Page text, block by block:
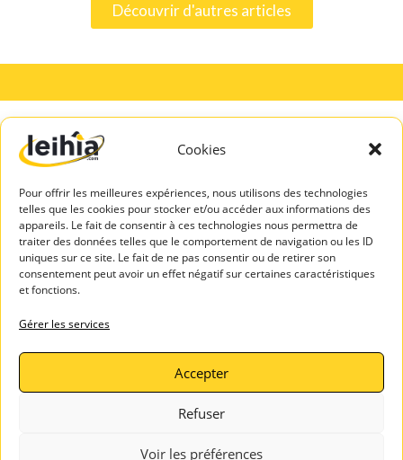
Cookies
Pour offrir les meilleures expériences, nous utilisons des technologies
telles que les cookies pour stocker et/ou accéder aux informations des
appareils. Le fait de consentir à ces technologies nous permettra de
traiter des données telles que le comportement de navigation ou les ID
uniques sur ce site. Le fait de ne pas consentir ou de retirer son
consentement peut avoir un effet négatif sur certaines caractéristiques
et fonctions.
Gérer les services
Accepter
Refuser
Voir les préférences
Découvrir d'autres articles
A PROPOS
Mentions légales
Politique de
confidentialité
Blog Leihia
Espace Candidats
Leihia – Bilan de
compétences
Leihia – Coaching
Contactez-